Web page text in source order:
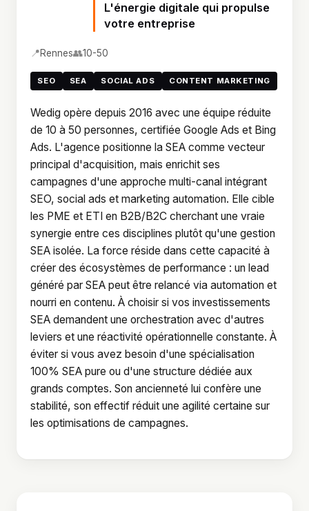
L'énergie digitale qui propulse
votre entreprise
📍Rennes👥10-50
SEO SEA SOCIAL ADS CONTENT MARKETING
Wedig opère depuis 2016 avec une équipe réduite
de 10 à 50 personnes, certifiée Google Ads et Bing
Ads. L'agence positionne la SEA comme vecteur
principal d'acquisition, mais enrichit ses
campagnes d'une approche multi-canal intégrant
SEO, social ads et marketing automation. Elle cible
les PME et ETI en B2B/B2C cherchant une vraie
synergie entre ces disciplines plutôt qu'une gestion
SEA isolée. La force réside dans cette capacité à
créer des écosystèmes de performance : un lead
généré par SEA peut être relancé via automation et
nourri en contenu. À choisir si vos investissements
SEA demandent une orchestration avec d'autres
leviers et une réactivité opérationnelle constante. À
éviter si vous avez besoin d'une spécialisation
100% SEA pure ou d'une structure dédiée aux
grands comptes. Son ancienneté lui confère une
stabilité, son effectif réduit une agilité certaine sur
les optimisations de campagnes.